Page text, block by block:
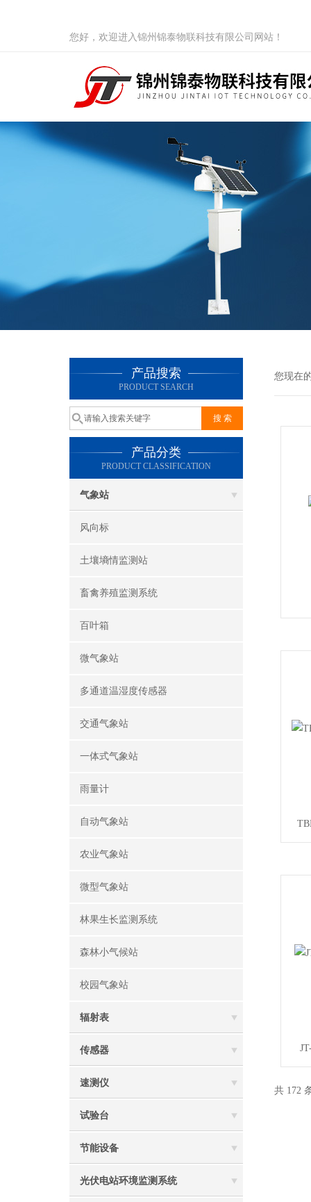
您好，欢迎进入锦州锦泰物联科技有限公司网站！
产品搜索
PRODUCT SEARCH
产品分类
PRODUCT CLASSIFICATION
气象站
风向标
土壤墒情监测站
畜禽养殖监测系统
百叶箱
微气象站
多通道温湿度传感器
交通气象站
一体式气象站
雨量计
自动气象站
农业气象站
微型气象站
林果生长监测系统
森林小气候站
校园气象站
辐射表
传感器
速测仪
试验台
节能设备
光伏电站环境监测系统
您现在
共 172